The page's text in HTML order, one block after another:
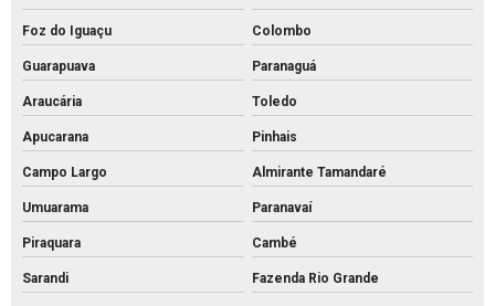
Piso intertravado preço m2 rs
Piso intertravado preço metro quadrado
Piso intertravado preço
Piso pavs
Piso pvs concreto
Piso tátil de concreto 25x25
Piso tátil concreto preço m2
Piso tátil de concreto preço
Foz do Iguaçu Colombo
Guarapuava Paranaguá
Araucária Toledo
Apucarana Pinhais
Campo Largo Almirante Tamandaré
Umuarama Paranavaí
Piraquara Cambé
Sarandi Fazenda Rio Grande